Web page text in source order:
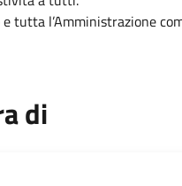
e tutta l’Amministrazione
di